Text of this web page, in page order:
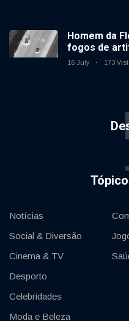
Homem da
fogos de
movimento
16 July 173
Notícias
Social & Diversão
Cinema & TV
Desporto
Celebridades
Moda e Beleza